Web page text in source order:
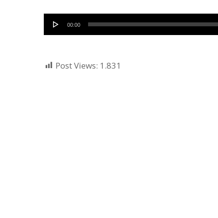
Audio
Player
00:00
Post Views: 1.831